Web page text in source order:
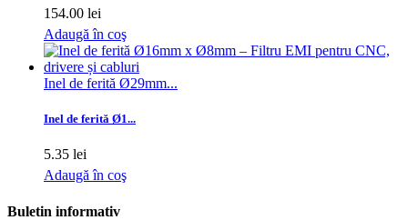
154.00 lei
Adaugă în coş
Inel de ferită Ø29mm...
Inel de ferită Ø1...
5.35 lei
Adaugă în coş
Buletin informativ